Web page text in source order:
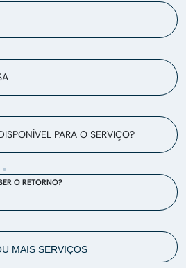
PARA O SERVIÇO?
O RETORNO?